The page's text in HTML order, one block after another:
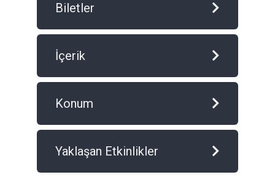
Biletler
İçerik
Konum
Yaklaşan Etkinlikler